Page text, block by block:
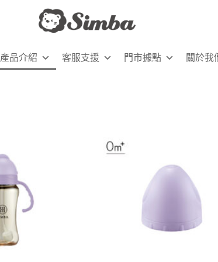
產品介紹 客服支援 門市據點 關於我